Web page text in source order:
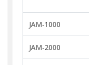
JAM-1000
JAM-2000